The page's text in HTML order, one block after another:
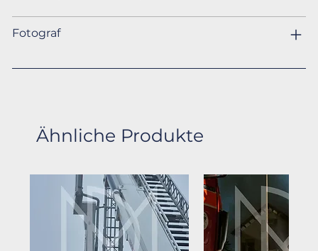
Fotograf
Ähnliche Produkte